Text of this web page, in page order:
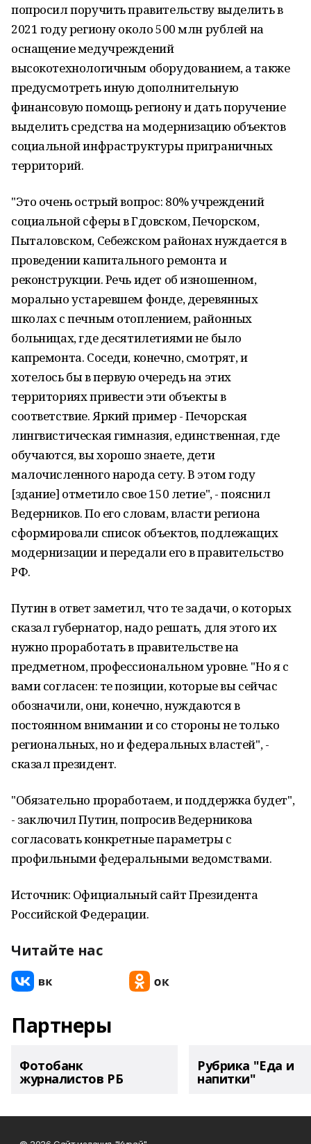
попросил поручить правительству выделить в
2021 году региону около 500 млн рублей на
оснащение медучреждений
высокотехнологичным оборудованием, а также
предусмотреть иную дополнительную
финансовую помощь региону и дать поручение
выделить средства на модернизацию объектов
социальной инфраструктуры приграничных
территорий.
"Это очень острый вопрос: 80% учреждений
социальной сферы в Гдовском, Печорском,
Пыталовском, Себежском районах нуждается в
проведении капитального ремонта и
реконструкции. Речь идет об изношенном,
морально устаревшем фонде, деревянных
школах с печным отоплением, районных
больницах, где десятилетиями не было
капремонта. Соседи, конечно, смотрят, и
хотелось бы в первую очередь на этих
территориях привести эти объекты в
соответствие. Яркий пример - Печорская
лингвистическая гимназия, единственная, где
обучаются, вы хорошо знаете, дети
малочисленного народа сету. В этом году
[здание] отметило свое 150 летие", - пояснил
Ведерников. По его словам, власти региона
сформировали список объектов, подлежащих
модернизации и передали его в правительство
РФ.
Путин в ответ заметил, что те задачи, о которых
сказал губернатор, надо решать, для этого их
нужно проработать в правительстве на
предметном, профессиональном уровне. "Но я с
вами согласен: те позиции, которые вы сейчас
обозначили, они, конечно, нуждаются в
постоянном внимании и со стороны не только
региональных, но и федеральных властей", -
сказал президент.
"Обязательно проработаем, и поддержка будет",
- заключил Путин, попросив Ведерникова
согласовать конкретные параметры с
профильными федеральными ведомствами.
Источник: Официальный сайт Президента
Российской Федерации.
Читайте нас
Партнеры
Фотобанк
журналистов РБ
Рубрика "Еда и
напитки"